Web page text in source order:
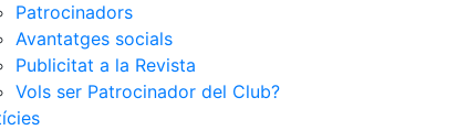
Patrocinadors
Avantatges socials
Publicitat a la Revista
Vols ser Patrocinador del Club?